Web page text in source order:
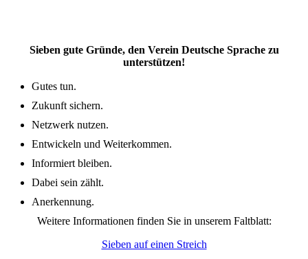
Sieben gute Gründe, den Verein Deutsche Sprache zu
unterstützen!
Gutes tun.
Zukunft sichern.
Netzwerk nutzen.
Entwickeln und Weiterkommen.
Informiert bleiben.
Dabei sein zählt.
Anerkennung.
Weitere Informationen finden Sie in unserem Faltblatt:
Sieben auf einen Streich